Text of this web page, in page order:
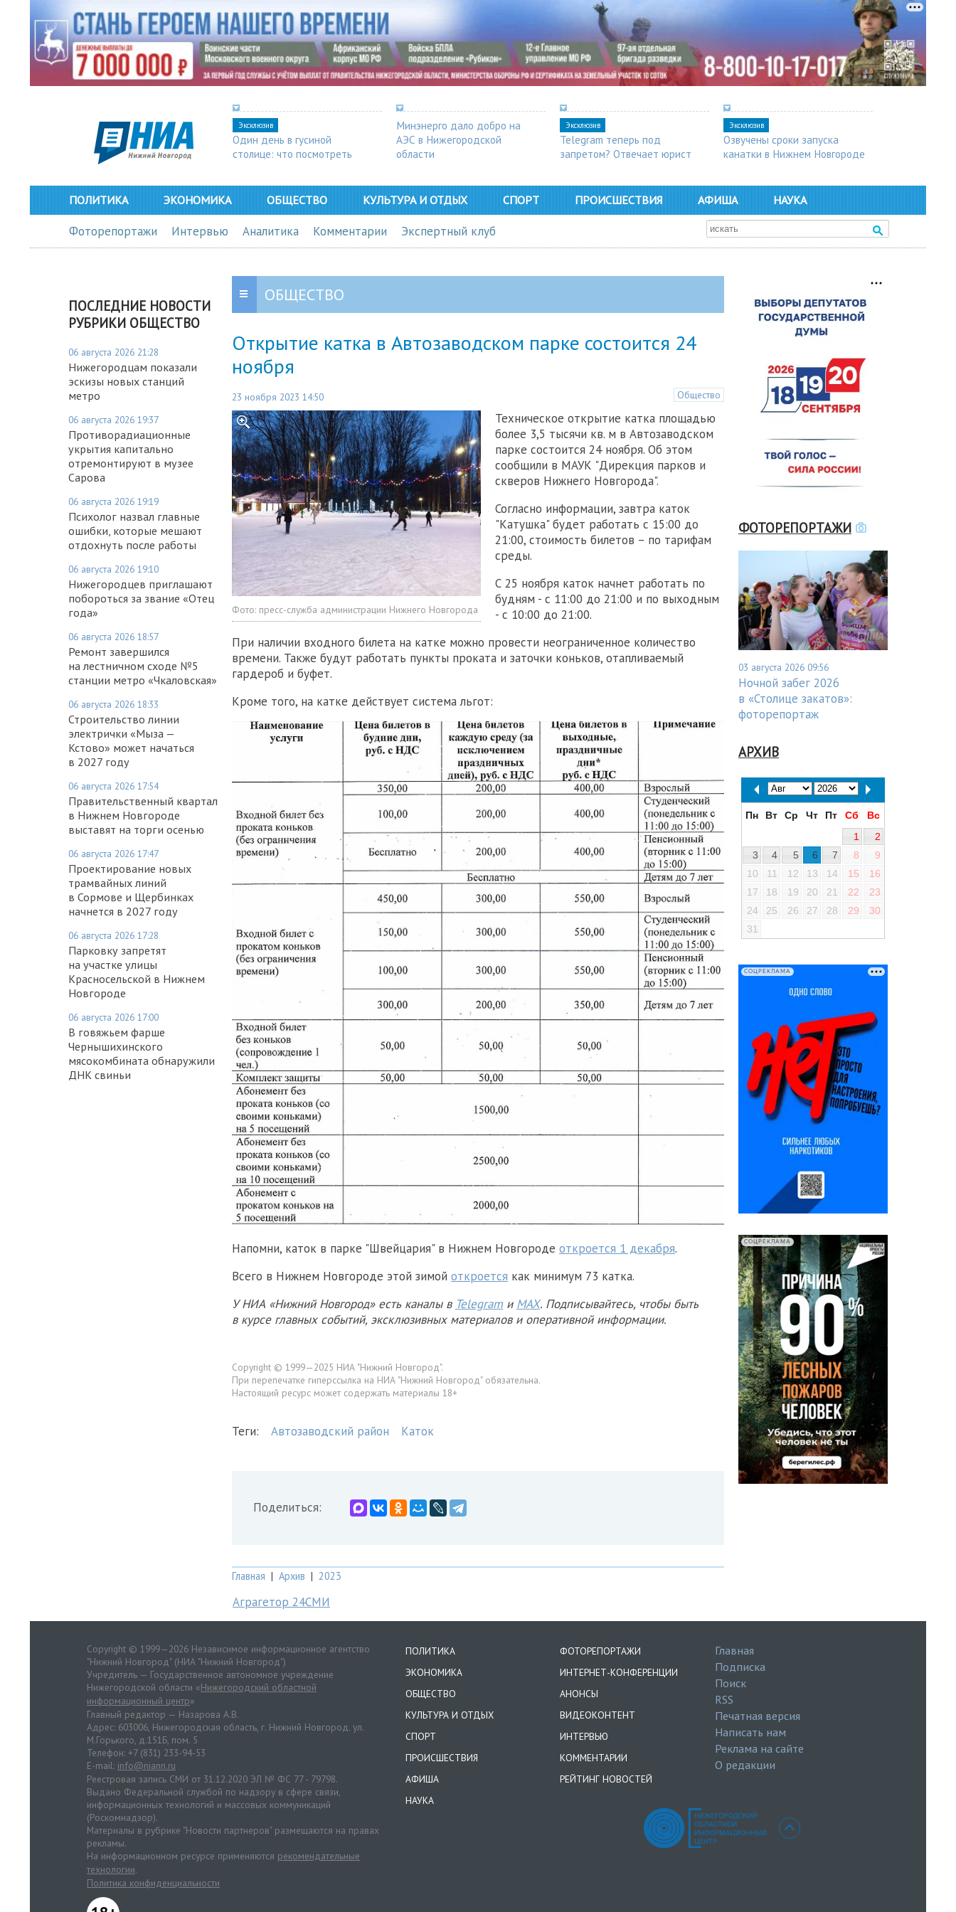
Эксклюзив
Один день в гусиной
столице: что посмотреть
Минэнерго дало добро на
АЭС в Нижегородской
области
Эксклюзив
Telegram теперь под
запретом? Отвечает юрист
Эксклюзив
Озвучены сроки запуска
канатки в Нижнем Новгороде
ПОЛИТИКА ЭКОНОМИКА ОБЩЕСТВО КУЛЬТУРА И ОТДЫХ СПОРТ ПРОИСШЕСТВИЯ АФИША НАУКА
Фоторепортажи Интервью Аналитика Комментарии Экспертный клуб
ПОСЛЕДНИЕ НОВОСТИ
РУБРИКИ ОБЩЕСТВО
06 августа 2026 21:28
Нижегородцам показали
эскизы новых станций
метро
06 августа 2026 19:37
Противорадиационные
укрытия капитально
отремонтируют в музее
Сарова
06 августа 2026 19:19
Психолог назвал главные
ошибки, которые мешают
отдохнуть после работы
06 августа 2026 19:10
Нижегородцев приглашают
побороться за звание «Отец
года»
06 августа 2026 18:57
Ремонт завершился
на лестничном сходе №5
станции метро «Чкаловская»
06 августа 2026 18:33
Строительство линии
электрички «Мыза —
Кстово» может начаться
в 2027 году
06 августа 2026 17:54
Правительственный квартал
в Нижнем Новгороде
выставят на торги осенью
06 августа 2026 17:47
Проектирование новых
трамвайных линий
в Сормове и Щербинках
начнется в 2027 году
06 августа 2026 17:28
Парковку запретят
на участке улицы
Красносельской в Нижнем
Новгороде
06 августа 2026 17:00
В говяжьем фарше
Чернышихинского
мясокомбината обнаружили
ДНК свиньи
ОБЩЕСТВО
Открытие катка в Автозаводском парке состоится 24
ноября
23 ноября 2023 14:50 Общество
Фото: пресс-служба администрации Нижнего Новгорода
Техническое открытие катка площадью
более 3,5 тысячи кв. м в Автозаводском
парке состоится 24 ноября. Об этом
сообщили в МАУК "Дирекция парков и
скверов Нижнего Новгорода".
Согласно информации, завтра каток
"Катушка" будет работать с 15:00 до
21:00, стоимость билетов – по тарифам
среды.
С 25 ноября каток начнет работать по
будням - с 11:00 до 21:00 и по выходным
- с 10:00 до 21:00.
При наличии входного билета на катке можно провести неограниченное количество
времени. Также будут работать пункты проката и заточки коньков, отапливаемый
гардероб и буфет.
Кроме того, на катке действует система льгот:
Напомни, каток в парке "Швейцария" в Нижнем Новгороде откроется 1 декабря.
Всего в Нижнем Новгороде этой зимой откроется как минимум 73 катка.
У НИА «Нижний Новгород» есть каналы в Telegram и MAX. Подписывайтесь, чтобы быть
в курсе главных событий, эксклюзивных материалов и оперативной информации.
Copyright © 1999—2025 НИА "Нижний Новгород".
При перепечатке гиперссылка на НИА "Нижний Новгород" обязательна.
Настоящий ресурс может содержать материалы 18+
Теги: Автозаводский район Каток
Поделиться:
Главная | Архив | 2023
Аграгетор 24СМИ
ФОТОРЕПОРТАЖИ
03 августа 2026 09:56
Ночной забег 2026
в «Столице закатов»:
фоторепортаж
АРХИВ
Пн Вт Ср Чт Пт Сб
Вс
1
2
3
4 5 6 7 8
9
10
11 12 13 14 15
16
17
18 19 20 21 22
23
24
25 26 27 28 29
30
31
СОЦРЕКЛАМА
СОЦРЕКЛАМА
Copyright © 1999—2026 Независимое информационное агентство
"Нижний Новгород" (НИА "Нижний Новгород")
Учредитель — Государственное автономное учреждение
Нижегородской области «Нижегородский областной
информационный центр»
Главный редактор — Назарова А.В.
Адрес: 603006, Нижегородская область, г. Нижний Новгород. ул.
М.Горького, д.151Б, пом. 5
Телефон: +7 (831) 233-94-53
E-mail: info@niann.ru
Реестровая запись СМИ от 31.12.2020 ЭЛ № ФС 77 - 79798.
Выдано Федеральной службой по надзору в сфере связи,
информационных технологий и массовых коммуникаций
(Роскомнадзор).
Материалы в рубрике "Новости партнеров" размещаются на правах
рекламы.
На информационном ресурсе применяются рекомендательные
технологии.
Политика конфиденциальности
ПОЛИТИКА
ЭКОНОМИКА
ОБЩЕСТВО
КУЛЬТУРА И ОТДЫХ
СПОРТ
ПРОИСШЕСТВИЯ
АФИША
НАУКА
ФОТОРЕПОРТАЖИ
ИНТЕРНЕТ-КОНФЕРЕНЦИИ
АНОНСЫ
ВИДЕОКОНТЕНТ
ИНТЕРВЬЮ
КОММЕНТАРИИ
РЕЙТИНГ НОВОСТЕЙ
Главная
Подписка
Поиск
RSS
Печатная версия
Написать нам
Реклама на сайте
О редакции